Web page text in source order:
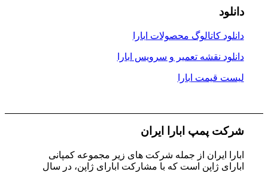
دانلود
دانلود کاتالوگ محصولات ابارا
دانلود نقشه تعمیر و سرویس ابارا
لیست قیمت ابارا
شرکت پمپ ابارا ایران
ابارا ایران از جمله شرکت های زیر مجموعه کمپانی
ابارای ژاپن است که با مشارکت ابارای ژاپن، در سال